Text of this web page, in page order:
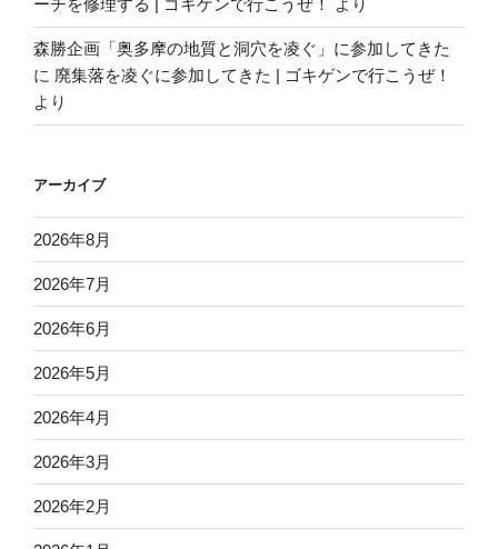
ーチを修理する | ゴキゲンで行こうぜ！ より
森勝企画「奥多摩の地質と洞穴を凌ぐ」に参加してきた
に 廃集落を凌ぐに参加してきた | ゴキゲンで行こうぜ！
より
アーカイブ
2026年8月
2026年7月
2026年6月
2026年5月
2026年4月
2026年3月
2026年2月